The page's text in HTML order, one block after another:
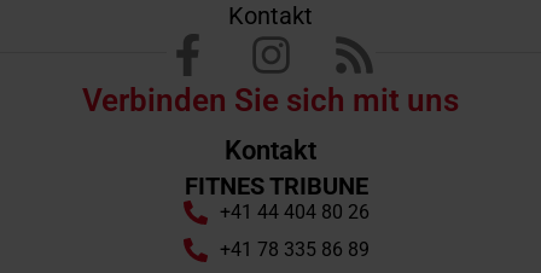
Kontakt
Kontakt
FITNES TRIBUNE
+41 44 404 80 26
+41 78 335 86 89
Verbinden Sie sich mit uns